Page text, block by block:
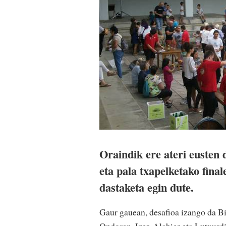
Oraindik ere ateri eusten
eta pala txapelketako
dastaketa egin dute.
Gaur gauean, desafioa izango da